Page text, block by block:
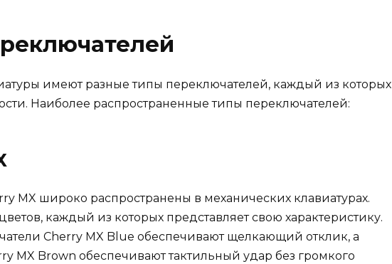
имеют разные типы переключателей, каждый из которых
Наиболее распространенные типы переключателей:
MX широко распространены в механических клавиатурах.
каждый из которых представляет свою характеристику.
Cherry MX Blue обеспечивают щелкающий отклик, а
MX Brown обеспечивают тактильный удар без громкого